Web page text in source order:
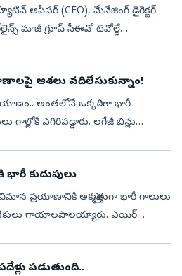
ఆఫీసర్‌ (CEO), మేనేజింగ్‌ డైరెక్టర్‌
ఆశలు వదిలేసుకున్నాం!
అంతలోనే ఒక్కసారిగా భారీ
గాల్లోకి ఎగిరిపడ్డారు. లగేజీ బిన్లు
కుదుపులు
విమాన ప్రయాణానికి అకస్మాత్తుగా భారీ గాలులు
గాయాలపాలయ్యారు. ఎయిర్‌
పడుతుంది..